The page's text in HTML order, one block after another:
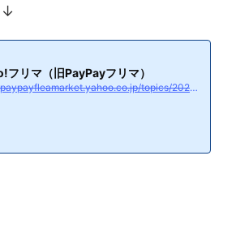
フリマ（旧PayPayフリマ）
https://paypayfleamarket.yahoo.co.jp/topics/20231101/0002/